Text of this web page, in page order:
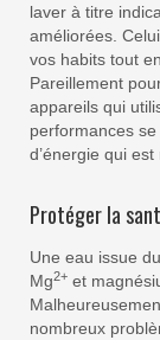
laver à titre
améliorées.
vos habits tout
Pareillement
appareils qui
performances
d’énergie qui est
Protéger la
Une eau issue
Mg2+ et
nombreux